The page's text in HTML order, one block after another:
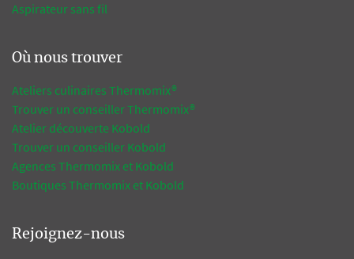
Aspirateur sans fil
Où nous trouver
Ateliers culinaires Thermomix®
Trouver un conseiller Thermomix®
Atelier découverte Kobold
Trouver un conseiller Kobold
Agences Thermomix et Kobold
Boutiques Thermomix et Kobold
Rejoignez-nous